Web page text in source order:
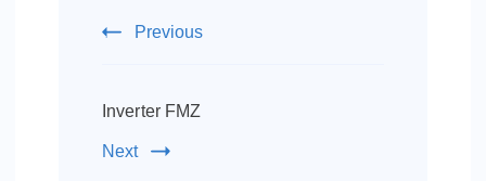
Previous
Inverter FMZ
Next